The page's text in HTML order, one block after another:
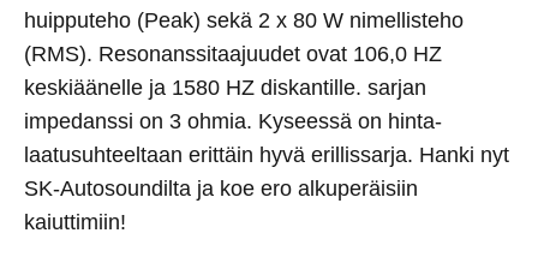
huipputeho (Peak) sekä 2 x 80 W nimellisteho
(RMS). Resonanssitaajuudet ovat 106,0 HZ
keskiäänelle ja 1580 HZ diskantille. sarjan
impedanssi on 3 ohmia. Kyseessä on hinta-
laatusuhteeltaan erittäin hyvä erillissarja. Hanki nyt
SK-Autosoundilta ja koe ero alkuperäisiin
kaiuttimiin!